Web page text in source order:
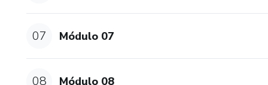
07 Módulo 07
08 Módulo 08